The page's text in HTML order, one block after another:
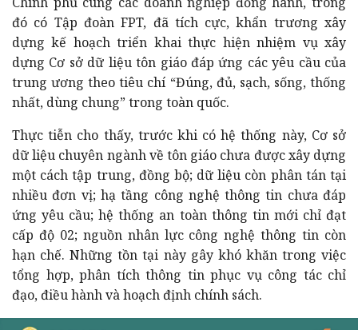
đó có Tập đoàn FPT, đã tích cực, khẩn trương xây
dựng kế hoạch triển khai thực hiện nhiệm vụ xây
dựng Cơ sở dữ liệu tôn giáo đáp ứng các yêu cầu của
trung ương theo tiêu chí “Đúng, đủ, sạch, sống, thống
nhất, dùng chung” trong toàn quốc.
Thực tiễn cho thấy, trước khi có hệ thống này, Cơ sở
dữ liệu chuyên ngành về tôn giáo chưa được xây dựng
một cách tập trung, đồng bộ; dữ liệu còn phân tán tại
nhiều đơn vị; hạ tầng công nghệ thông tin chưa đáp
ứng yêu cầu; hệ thống an toàn thông tin mới chỉ đạt
cấp độ 02; nguồn nhân lực công nghệ thông tin còn
hạn chế. Những tồn tại này gây khó khăn trong việc
tổng hợp, phân tích thông tin phục vụ công tác chỉ
đạo, điều hành và hoạch định chính sách.